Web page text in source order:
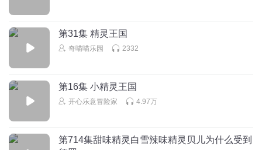
第31集 精灵王国
奇喵喵乐园 2332
第16集 小精灵王国
开心乐意冒险家 4.97万
第714集甜味精灵白雪辣味精灵贝儿为什么受到